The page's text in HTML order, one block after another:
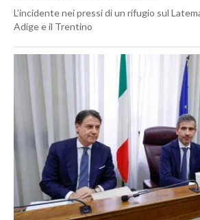
L’incidente nei pressi di un rifugio sul
Adige e il Trentino